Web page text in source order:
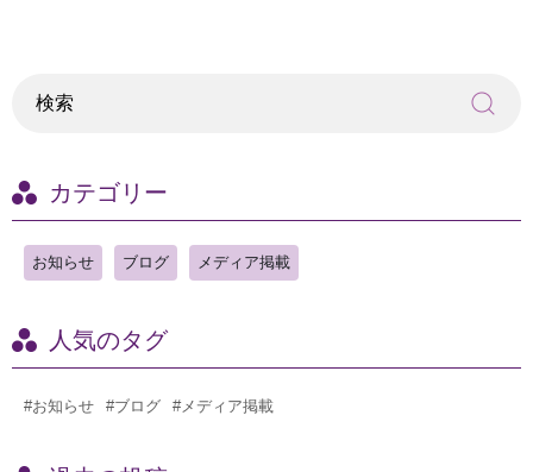
カテゴリー
お知らせ ブログ メディア掲載
人気のタグ
#お知らせ #ブログ #メディア掲載